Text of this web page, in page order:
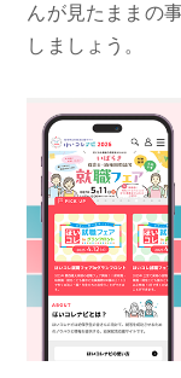
んが見たままの
しましょう。